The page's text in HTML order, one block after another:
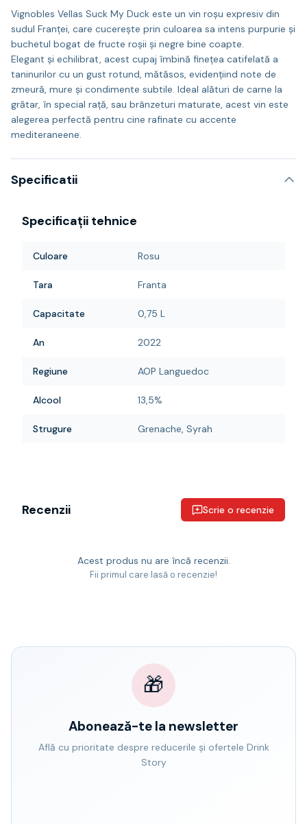
Vignobles Vellas Suck My Duck este un vin roșu expresiv din
sudul Franței, care cucerește prin culoarea sa intens purpurie și
buchetul bogat de fructe roșii și negre bine coapte.
Elegant și echilibrat, acest cupaj îmbină finețea catifelată a
taninurilor cu un gust rotund, mătăsos, evidențiind note de
zmeură, mure și condimente subtile. Ideal alături de carne la
grătar, în special rață, sau brânzeturi maturate, acest vin este
alegerea perfectă pentru cine rafinate cu accente
mediteraneene.
Specificatii
Specificații tehnice
Culoare Rosu
Tara Franta
Capacitate 0,75 L
An 2022
Regiune AOP Languedoc
Alcool 13,5%
Strugure Grenache, Syrah
Recenzii Scrie o recenzie
Acest produs nu are încă recenzii.
Fii primul care lasă o recenzie!
🎁
Abonează-te la newsletter
Află cu prioritate despre reducerile și ofertele Drink
Story